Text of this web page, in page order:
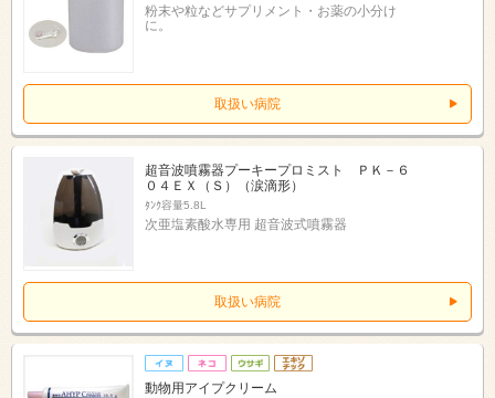
粉末や粒などサプリメント・お薬の小分け
に。
取扱い病院
超音波噴霧器プーキープロミスト ＰＫ－６
０４ＥＸ（Ｓ）（涙滴形）
ﾀﾝｸ容量5.8L
次亜塩素酸水専用 超音波式噴霧器
取扱い病院
動物用アイプクリーム